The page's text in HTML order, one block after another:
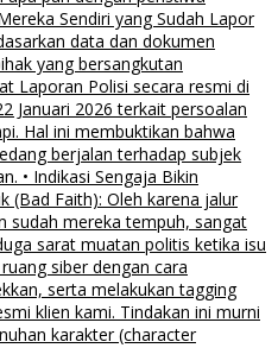
Sendiri yang Sudah Lapor
data dan dokumen
yang bersangkutan
Laporan Polisi secara resmi di
Januari 2026 terkait persoalan
Hal ini membuktikan bahwa
berjalan terhadap subjek
• Indikasi Sengaja Bikin
(Bad Faith): Oleh karena jalur
sudah mereka tempuh, sangat
sarat muatan politis ketika isu
siber dengan cara
serta melakukan tagging
klien kami. Tindakan ini murni
karakter (character